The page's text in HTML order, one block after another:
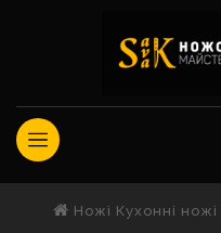
Ножі Кухонні ножі